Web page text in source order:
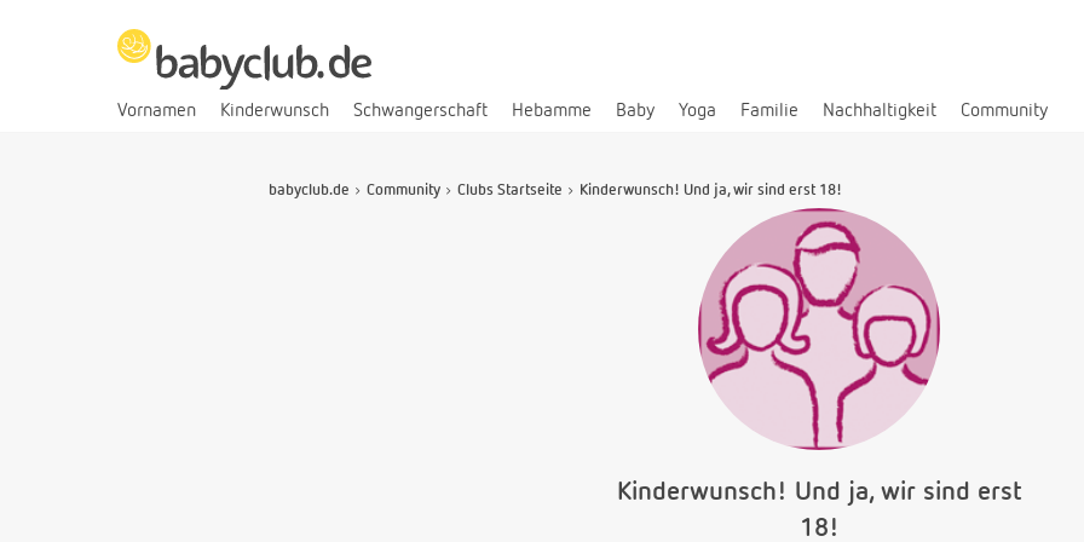
Vornamen Kinderwunsch Schwangerschaft Hebamme Baby Yoga Familie Nachhaltigkeit Community
babyclub.de Community Clubs Startseite Kinderwunsch! Und ja, wir sind erst 18!
Kinderwunsch! Und ja, wir sind erst
18!